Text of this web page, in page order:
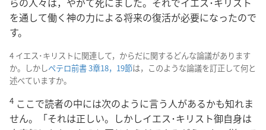
を通して働く神の力による将来の復活が必要になったので
す。
4 イエス･キリストに関連して，からだに関するどんな論議があります
か。しかしペテロ前書 3章18，19節は，このような論議を訂正して何と
述べていますか。
4 ここで読者の中には次のように言う人があるかも知れま
せん。「それは正しい。しかしイエス･キリスト御自身は